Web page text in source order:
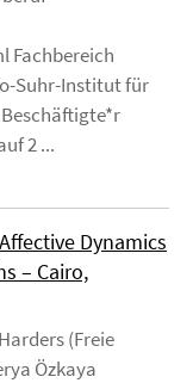
Fachbereich
Suhr-Institut für
2 ...
Dynamics
– Cairo,
(Freie
Özkaya